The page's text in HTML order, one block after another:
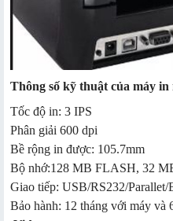
Thông số kỹ thuật của máy
Tốc độ in: 3 IPS
Phân giải 600 dpi
Bề rộng in được: 105.7mm
Bộ nhớ:128 MB FLASH, 32
Giao tiếp: USB/RS232/Parallet/
Bảo hành: 12 tháng với máy và